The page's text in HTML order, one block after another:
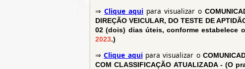
⇒Clique aqui para visualizar o
DIREÇÃO VEICULAR, DO TESTE DE
02 (dois) dias úteis, conforme estabelece
2023.)
⇒Clique aqui para visualizar o
COM CLASSIFICAÇÃO ATUALIZADA -